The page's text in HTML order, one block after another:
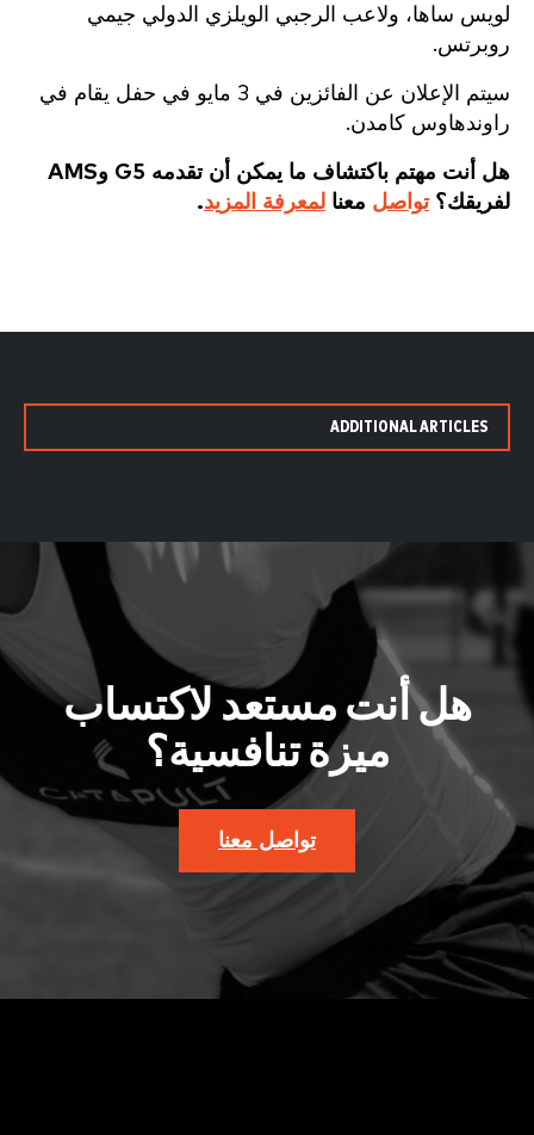
لويس ساها، ولاعب الرجبي الويلزي الدولي جيمي
روبرتس.
سيتم الإعلان عن الفائزين في 3 مايو في حفل يقام في
راوندهاوس كامدن.
هل أنت مهتم باكتشاف ما يمكن أن تقدمه G5 وAMS
لفريقك؟تواصل معنا لمعرفة المزيد.
ADDITIONAL ARTICLES
هل أنت مستعد لاكتساب
ميزة تنافسية؟
تواصل معنا